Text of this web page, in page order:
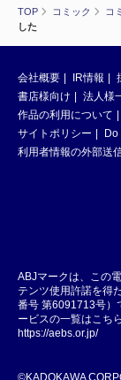
TOP コミック コ
した
会社概要 IR情報
書店様向け
法人様
作品の利用について
サイトポリシー
利用者情報の外部送
ABJマークは、この
テンツ使用許諾を得
番号 第6091713号）
ービスの一覧はこちら
https://aebs.or.jp/